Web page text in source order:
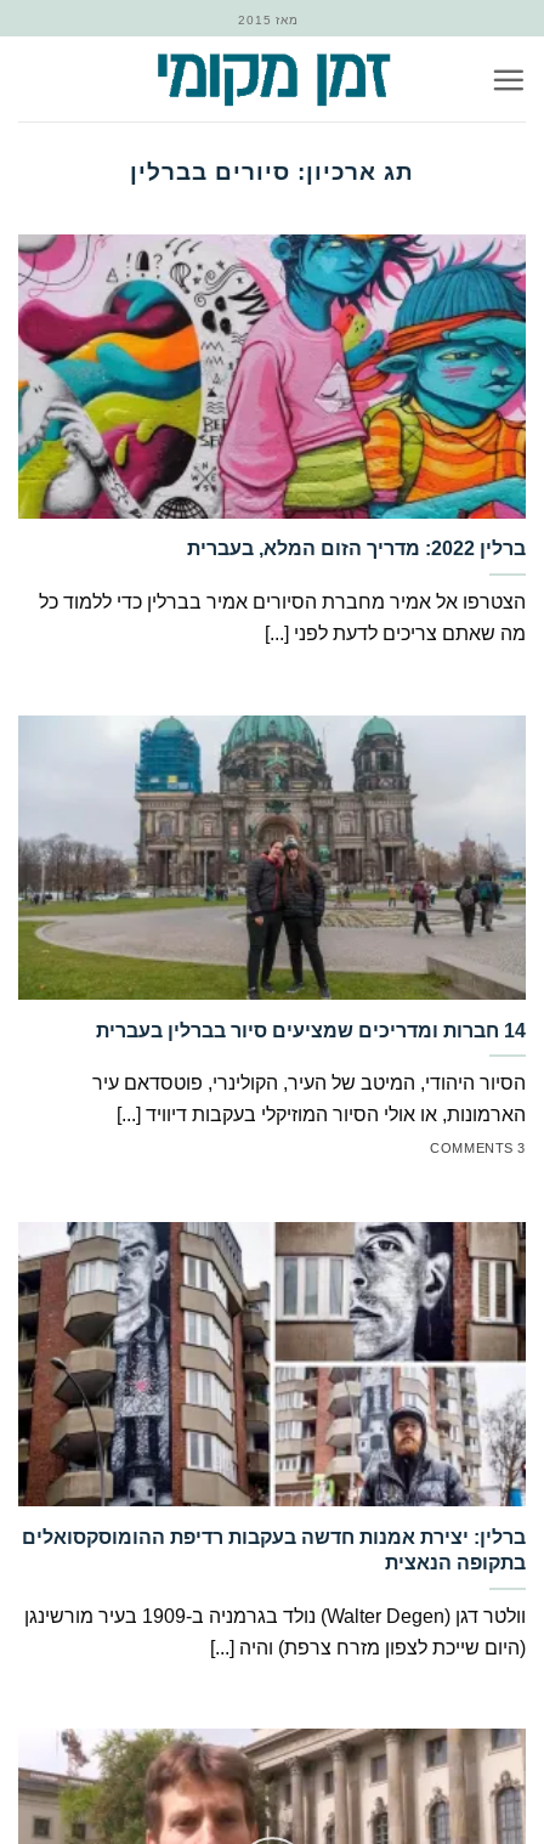
content
מאז 2015
תג ארכיון: סיורים בברלין
‏ברלין 2022: מדריך הזום המלא, בעברית
הצטרפו אל אמיר מחברת הסיורים אמיר בברלין כדי ללמוד כל
מה שאתם צריכים לדעת לפני [...]
הסיור היהודי, המיטב של העיר, הקולינרי, פוטסדאם עיר
הארמונות, או אולי הסיור המוזיקלי בעקבות דיוויד [...]
3 COMMENTS
‏ברלין: יצירת אמנות חדשה בעקבות רדיפת ההומוסקסואלים
בתקופה הנאצית
וולטר דגן (Walter Degen) נולד בגרמניה ב-1909 בעיר מורשינגן
(היום שייכת לצפון מזרח צרפת) והיה [...]